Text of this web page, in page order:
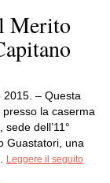
Merito
2015. – Questa
la caserma
sede dell’11°
Guastatori, una
Leggere il seguito